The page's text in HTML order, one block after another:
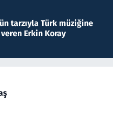
tarzıyla Türk müziğine
Erkin Koray